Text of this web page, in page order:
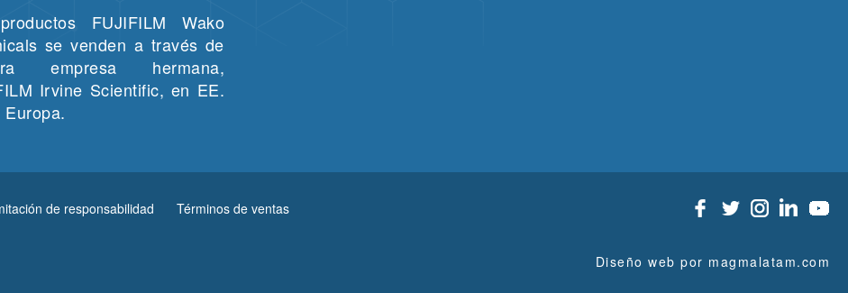
FUJIFILM Wako
se venden a través de
empresa hermana,
Irvine Scientific, en EE.
Europa.
de responsabilidad Términos de ventas
Diseño web por magmalatam.com